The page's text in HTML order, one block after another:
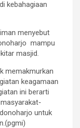
kebahagiaan
menyebut
mampu
masjid.
memakmurkan
keagamaan
ini berarti
untuk